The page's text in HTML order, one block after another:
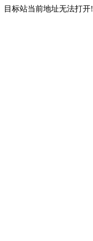
目标站当前地址无法打开!